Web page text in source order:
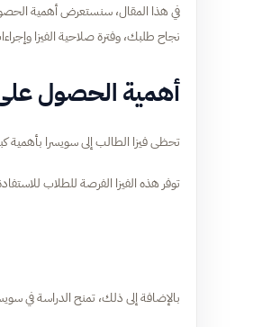
في هذا المقال، سنستعرض أهمية
نجاح طلبك، وفترة صلاحية الفيزا
أهمية الحصول على
تحظى فيزا الطالب إلى سويسرا بأهمية
توفر هذه الفيزا الفرصة للطلاب
بالإضافة إلى ذلك، تمنح الدراسة في